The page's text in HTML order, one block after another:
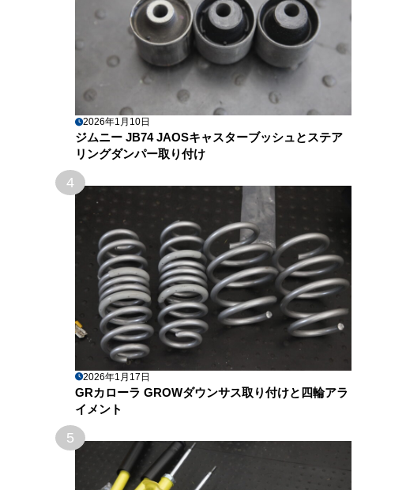
2026年1月10日
ジムニー JB74 JAOSキャスターブッシュとステア
リングダンパー取り付け
4
2026年1月17日
GRカローラ GROWダウンサス取り付けと四輪アラ
イメント
5